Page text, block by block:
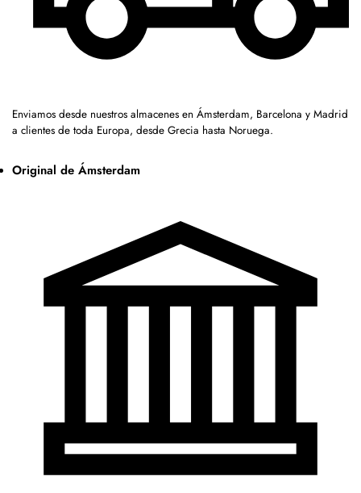
Enviamos desde nuestros almacenes en Ámsterdam, Barcelona y Madrid
a clientes de toda Europa, desde Grecia hasta Noruega.
Original de Ámsterdam